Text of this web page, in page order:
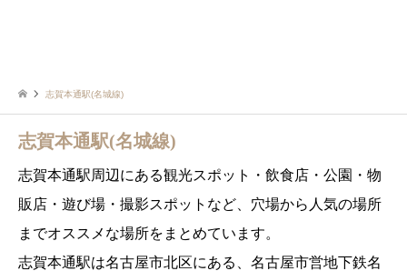
志賀本通駅(名城線)
志賀本通駅(名城線)
志賀本通駅周辺にある観光スポット・飲食店・公園・物
販店・遊び場・撮影スポットなど、穴場から人気の場所
までオススメな場所をまとめています。
志賀本通駅は名古屋市北区にある、名古屋市営地下鉄名